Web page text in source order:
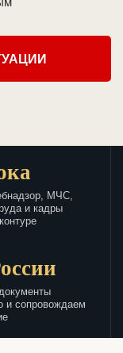
МЧС,
и кадры
и сопровождаем